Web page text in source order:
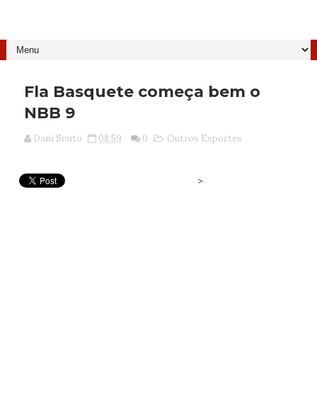
Fla Basquete começa bem o
NBB 9
Dani Souto 08:59 0 Outros Esportes
>